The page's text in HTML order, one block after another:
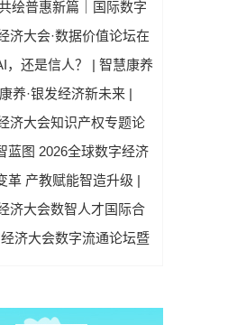
绘普惠新篇｜国际数字
人才能力建设项目（第
济大会·数据价值论坛在
，还是信人？ | 智慧康养
题激辩了数个小时
养·银发经济新未来 |
济大会—智慧康养产业
济大会知识产权专题论
新质生产力发展” 成功
蓝图 2026全球数字经济
慧城市专题论坛成功举
革 产教赋能智造升级 |
济大会AI+制造场景落地
济大会数智人才国际合
济大会数字流通论坛暨